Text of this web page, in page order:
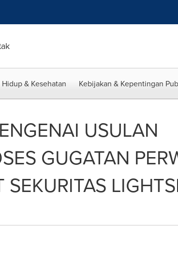
Hidup & Kesehatan Kebijakan & Kepentingan
USULAN
GUGATAN